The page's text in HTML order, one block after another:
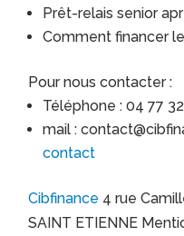
Prêt-relais senior
Comment financer
Pour nous contacter :
Téléphone : 04 77
mail :
contact
Cibfinance 4 rue
SAINT ETIENNE